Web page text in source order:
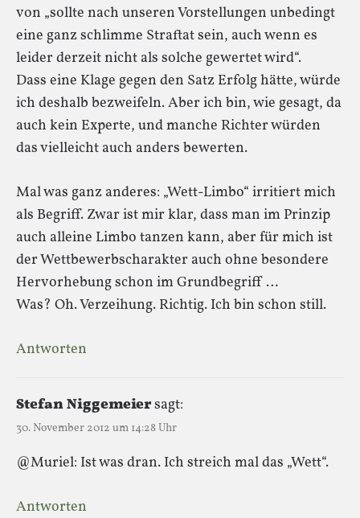
von „sollte nach unseren Vorstellungen unbedingt
eine ganz schlimme Straftat sein, auch wenn es
leider derzeit nicht als solche gewertet wird“.
Dass eine Klage gegen den Satz Erfolg hätte, würde
ich deshalb bezweifeln. Aber ich bin, wie gesagt, da
auch kein Experte, und manche Richter würden
das vielleicht auch anders bewerten.
Mal was ganz anderes: „Wett-Limbo“ irritiert mich
als Begriff. Zwar ist mir klar, dass man im Prinzip
auch alleine Limbo tanzen kann, aber für mich ist
der Wettbewerbscharakter auch ohne besondere
Hervorhebung schon im Grundbegriff …
Was? Oh. Verzeihung. Richtig. Ich bin schon still.
Antworten
Stefan Niggemeiersagt:
30. November 2012 um 14:28 Uhr
@Muriel: Ist was dran. Ich streich mal das „Wett“.
Antworten